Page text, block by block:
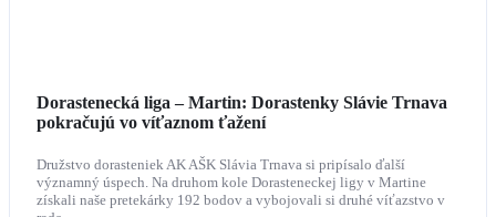
Dorastenecká liga – Martin: Dorastenky Slávie Trnava
pokračujú vo víťaznom ťažení
Družstvo dorasteniek AK AŠK Slávia Trnava si pripísalo ďalší
významný úspech. Na druhom kole Dorasteneckej ligy v Martine
získali naše pretekárky 192 bodov a vybojovali si druhé víťazstvo v